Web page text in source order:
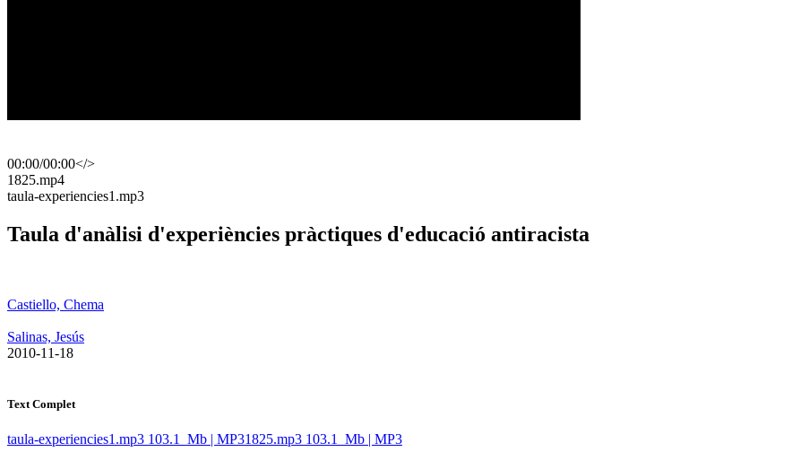
00:00/00:00</>
​1825.mp4
​taula-experiencies1.mp3
Taula d'anàlisi d'experiències pràctiques d'educació antiracista
Castiello, Chema
Salinas, Jesús
​ 2010-11-18
Text Complet
taula-experiencies1.mp3 103.1 Mb | MP31825.mp3 103.1 Mb | MP3